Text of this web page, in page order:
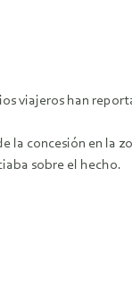
viajeros han
la concesión en la
sobre el hecho.